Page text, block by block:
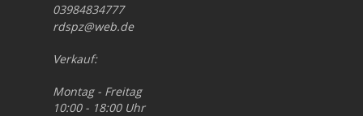
03984834777
rdspz@web.de
Verkauf:
Montag - Freitag
10:00 - 18:00 Uhr